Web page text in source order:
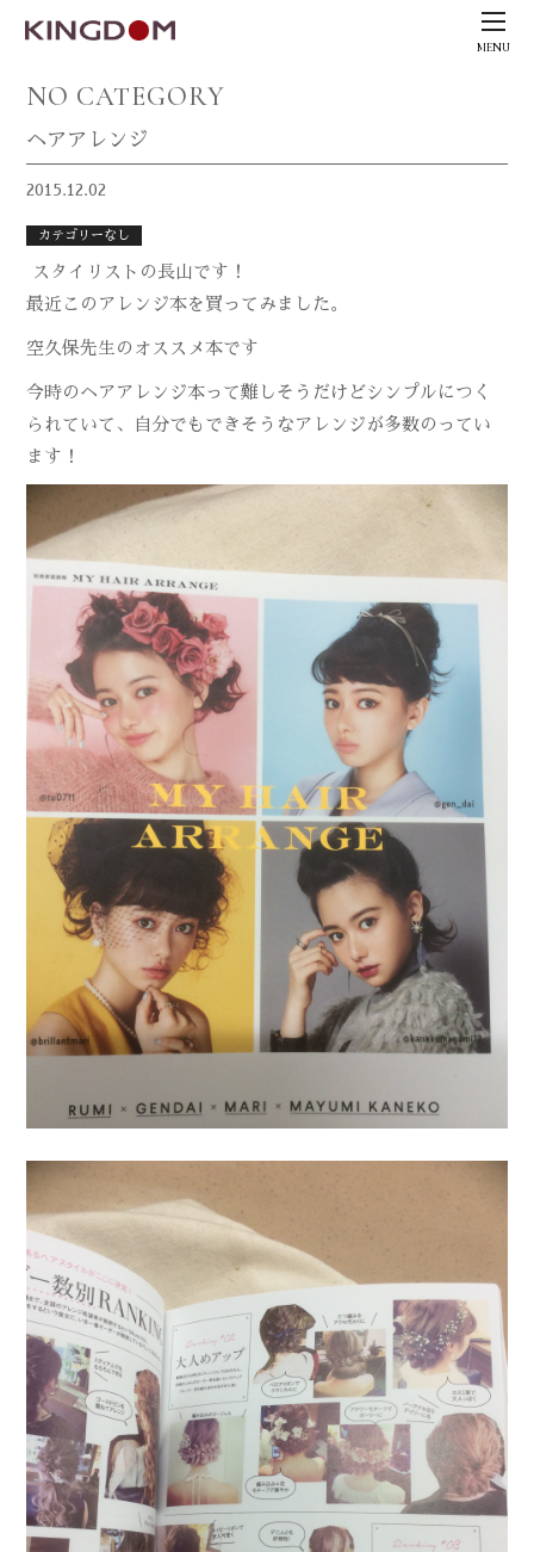
MENU
NO CATEGORY
ヘアアレンジ
2015.12.02
カテゴリーなし
スタイリストの長山です！
最近このアレンジ本を買ってみました。
空久保先生のオススメ本です
今時のヘアアレンジ本って難しそうだけどシンプルにつく
られていて、自分でもできそうなアレンジが多数のってい
ます！